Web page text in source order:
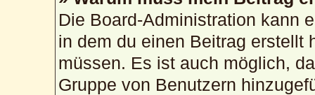
Die Board-Administration kann
in dem du einen Beitrag erstellt
müssen. Es ist auch möglich,
Gruppe von Benutzern